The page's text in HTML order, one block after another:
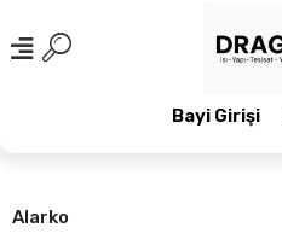
Bayi Girişi
Alarko